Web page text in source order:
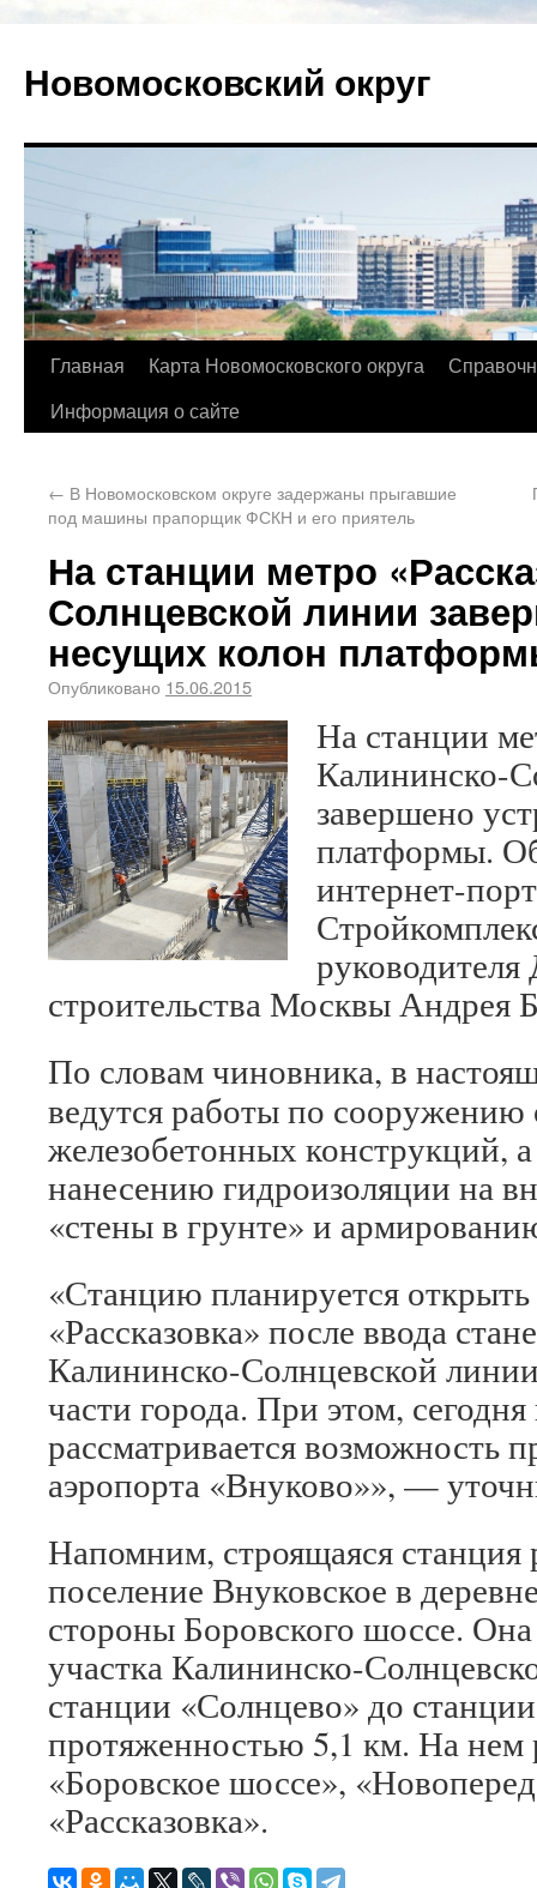
Новомосковский округ
Главная Карта Новомосковского округа
Информация о сайте
← В Новомосковском округе задержаны прыгавшие
под машины прапорщик ФСКН и его приятель
На станции метро
Солнцевской линии
несущих колон
Опубликовано 15.06.2015
На станции
Калининско-
завершено
платформы.
интернет-
руководителя
строительства Москвы Андрея
По словам чиновника, в
ведутся работы по
железобетонных конструкций,
нанесению гидроизоляции на
«стены в грунте» и
«Станцию планируется открыть
«Рассказовка» после ввода
Калининско-Солнцевской
части города. При этом, сегодня
рассматривается возможность
аэропорта «Внуково»», —
Напомним, строящаяся станция
поселение Внуковское в
стороны Боровского шоссе. Она
участка Калининско-
станции «Солнцево» до
протяженностью 5,1 км. На нем
«Боровское шоссе»,
«Рассказовка».